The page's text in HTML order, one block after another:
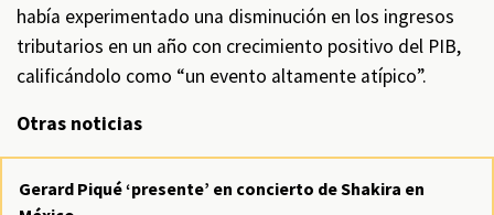
había experimentado una disminución en los ingresos
tributarios en un año con crecimiento positivo del PIB,
calificándolo como “un evento altamente atípico”.
Otras noticias
Gerard Piqué ‘presente’ en concierto de Shakira en